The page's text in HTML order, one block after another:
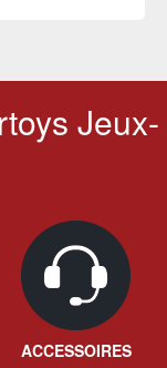
Jeux-
ACCESSOIRES